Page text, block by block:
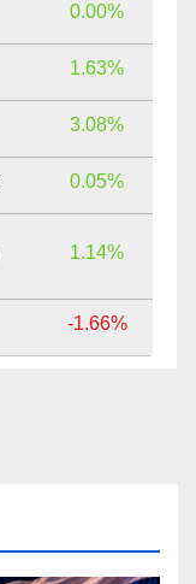
0.00%
1.63%
3.08%
0.05%
1.14%
-1.66%